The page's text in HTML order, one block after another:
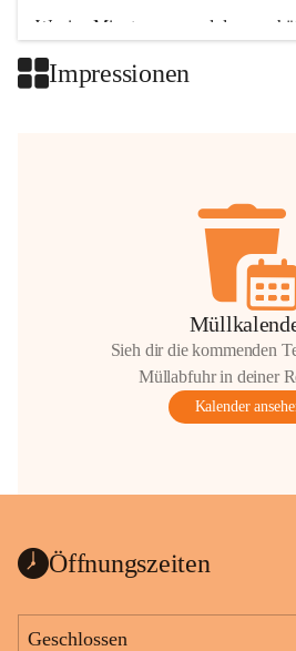
Wenige Minuten nur, und das
Impressionen
Sieh dir die kommenden
Müllabfuhr in deiner
Kalender
Öffnungszeiten
Geschlossen